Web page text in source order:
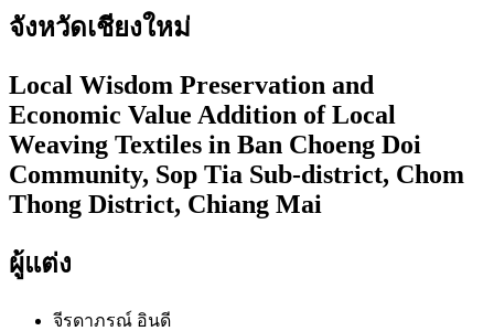
จังหวัดเชียงใหม่
Local Wisdom Preservation and
Economic Value Addition of Local
Weaving Textiles in Ban Choeng Doi
Community, Sop Tia Sub-district, Chom
Thong District, Chiang Mai
ผู้แต่ง
จีรดาภรณ์ อินดี